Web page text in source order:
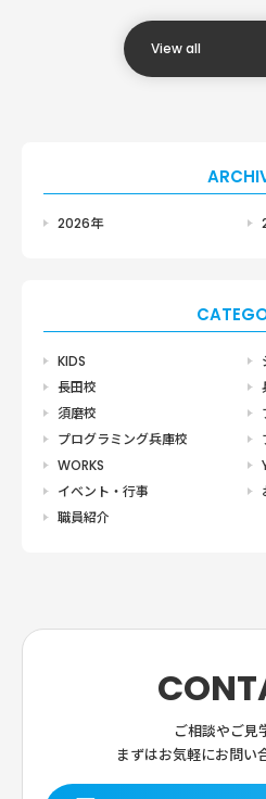
View all
2026年
KIDS
長田校
須磨校
プログラミング兵庫校
WORKS
イベント・行事
職員紹介
ご相談やご見
まずはお気軽にお問い